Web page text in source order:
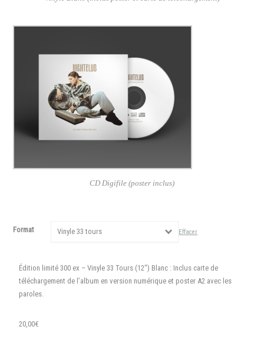
CD Digifile (poster inclus)
Format Vinyle 33 tours Effacer
Édition limité 300 ex – Vinyle 33 Tours (12″) Blanc : Inclus carte de
téléchargement de l’album en version numérique et poster A2 avec les
paroles.
20,00€